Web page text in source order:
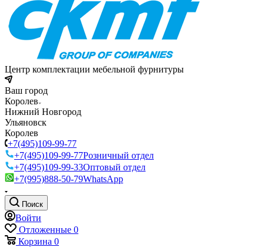
Центр комплектации мебельной фурнитуры
Ваш город
Королев
Нижний Новгород
Ульяновск
Королев
+7(495)109-99-77
+7(495)109-99-77Розничный отдел
+7(495)109-99-33Оптовый отдел
+7(995)888-50-79WhatsApp
Поиск
Войти
Отложенные 0
Корзина 0